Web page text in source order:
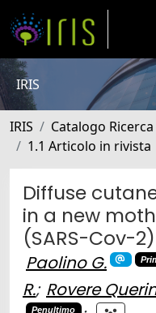
IRIS
IRIS Catalogo Ricerca
1.1 Articolo in rivista
Diffuse
in a new
(SARS-Cov-2)
Paolino G.
R.; Rovere
Penultimo